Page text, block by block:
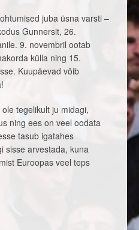
juba üsna varsti –
Gunnersit, 26.
9. novembril ootab
külla ning 15.
Kuupäevad võib
tegelikult ju midagi,
ning ees on veel oodata
tasub igatahes
sisse arvestada, kuna
Euroopas veel teps